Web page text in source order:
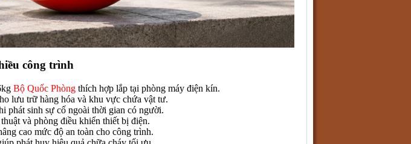
công trình
Bộ Quốc Phòng thích hợp lắp tại phòng máy điện kín.
lưu trữ hàng hóa và khu vực chứa vật tư.
phát sinh sự cố ngoài thời gian có người.
và phòng điều khiển thiết bị điện.
cao mức độ an toàn cho công trình.